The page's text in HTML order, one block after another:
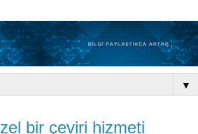
▼
bir çeviri hizmeti